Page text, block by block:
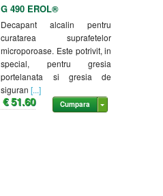
G 490 EROL®
Decapant alcalin pentru
curatarea suprafetelor
microporoase. Este potrivit, in
special, pentru gresia
portelanata si gresia de
siguran [...]
€ 51.60 Cumpara